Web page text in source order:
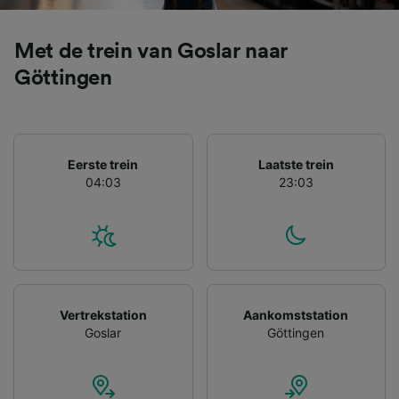
Met de trein van Goslar naar
Göttingen
Eerste trein
04:03
Laatste trein
23:03
Vertrekstation
Goslar
Aankomststation
Göttingen
voor de volgende doeleinden:
Precieze geolocatiegegevens gebruiken. De
apparaatkenmerken actief scannen ter
advertenties en content, advertentie- en
contentmetingen, doelgroepenonderzoek en
ontwikkeling van diensten.